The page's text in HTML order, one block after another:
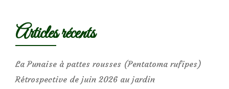
Articles récents
La Punaise à pattes rousses (Pentatoma rufipes)
Rétrospective de juin 2026 au jardin